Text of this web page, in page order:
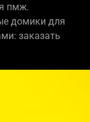
пмж.
домики для
заказать